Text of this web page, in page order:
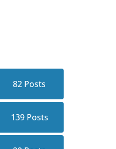
82 Posts
139Posts